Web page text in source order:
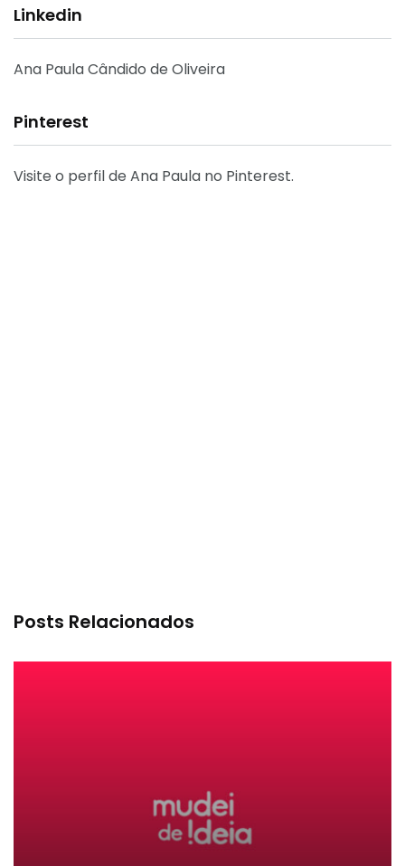
Linkedin
Ana Paula Cândido de Oliveira
Pinterest
Visite o perfil de Ana Paula no Pinterest.
Posts Relacionados